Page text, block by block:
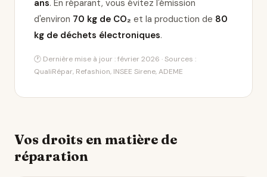
ans. En réparant, vous évitez l'émission
d'environ 70 kg de CO₂ et la production de 80
kg de déchets électroniques.
🕐 Dernière mise à jour : février 2026 · Sources :
QualiRépar, Refashion, INSEE Sirene, ADEME
Vos droits en matière de
réparation